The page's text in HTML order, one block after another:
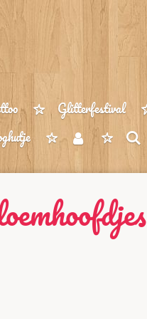
Glitterfestival